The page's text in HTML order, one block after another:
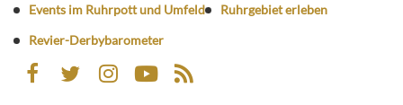
Events im Ruhrpott und Umfeld
Ruhrgebiet erleben
Revier-Derbybarometer